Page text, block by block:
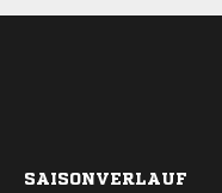
SAISONVERLAUF